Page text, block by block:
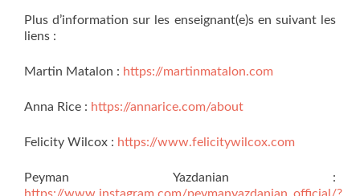
Plus d’information sur les enseignant(e)s en suivant les
liens :
Martin Matalon : https://martinmatalon.com
Anna Rice : https://annarice.com/about
Felicity Wilcox : https://www.felicitywilcox.com
Peyman Yazdanian :